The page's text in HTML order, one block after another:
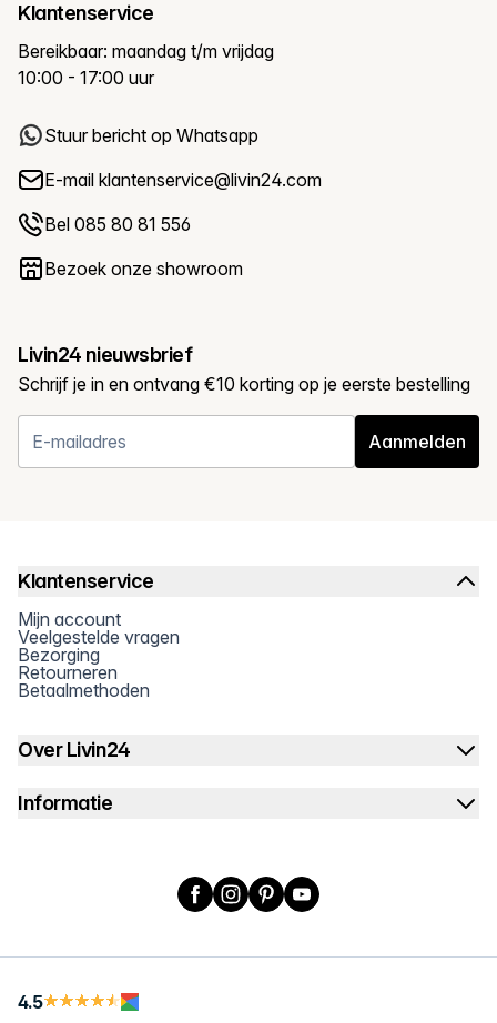
Klantenservice
Bereikbaar: maandag t/m vrijdag
10:00 - 17:00 uur
Stuur bericht op Whatsapp
E-mail klantenservice@livin24.com
Bel 085 80 81 556
Bezoek onze showroom
Livin24 nieuwsbrief
Schrijf je in en ontvang €10 korting op je eerste bestelling
Aanmelden
Klantenservice
Mijn account
Veelgestelde vragen
Bezorging
Retourneren
Betaalmethoden
Over Livin24
Informatie
Facebook
Instagram
PinterestYouTube
4.5